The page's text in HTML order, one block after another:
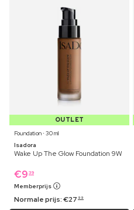
OUTLET
Foundation ⋅ 30 ml
Isadora
Wake Up The Glow Foundation 9W
€9 39
Memberprijs
Normale prijs:€27 99